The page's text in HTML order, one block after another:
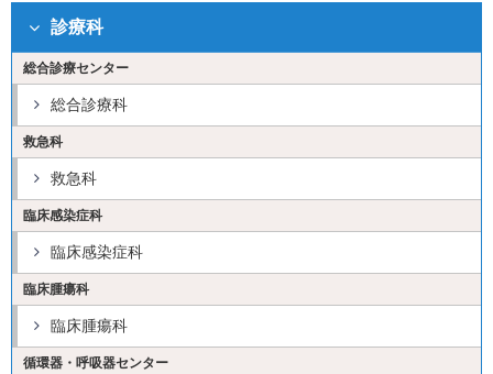
診療科
総合診療センター
総合診療科
救急科
救急科
臨床感染症科
臨床感染症科
臨床腫瘍科
臨床腫瘍科
循環器・呼吸器センター